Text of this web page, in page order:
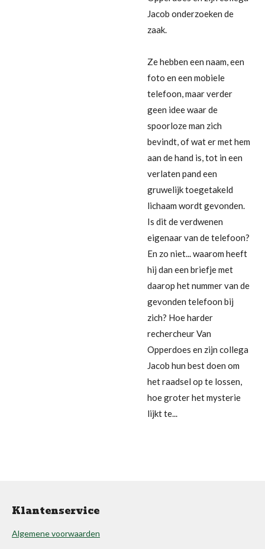
Jacob onderzoeken de
zaak.
Ze hebben een naam, een
foto en een mobiele
telefoon, maar verder
geen idee waar de
spoorloze man zich
bevindt, of wat er met hem
aan de hand is, tot in een
verlaten pand een
gruwelijk toegetakeld
lichaam wordt gevonden.
Is dit de verdwenen
eigenaar van de telefoon?
En zo niet... waarom heeft
hij dan een briefje met
daarop het nummer van de
gevonden telefoon bij
zich? Hoe harder
rechercheur Van
Opperdoes en zijn collega
Jacob hun best doen om
het raadsel op te lossen,
hoe groter het mysterie
lijkt te...
Klantenservice
Algemene voorwaarden